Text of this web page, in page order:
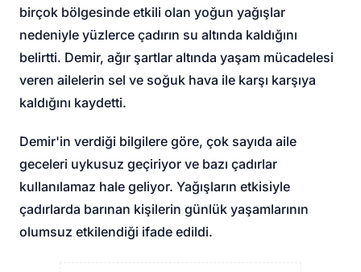
birçok bölgesinde etkili olan yoğun yağışlar
nedeniyle yüzlerce çadırın su altında kaldığını
belirtti. Demir, ağır şartlar altında yaşam mücadelesi
veren ailelerin sel ve soğuk hava ile karşı karşıya
kaldığını kaydetti.
Demir'in verdiği bilgilere göre, çok sayıda aile
geceleri uykusuz geçiriyor ve bazı çadırlar
kullanılamaz hale geliyor. Yağışların etkisiyle
çadırlarda barınan kişilerin günlük yaşamlarının
olumsuz etkilendiği ifade edildi.